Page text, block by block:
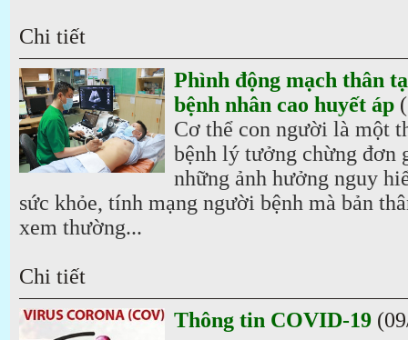
Chi tiết
Phình động mạch thân
bệnh nhân cao huyết áp
Cơ thể con người là một
bệnh lý tưởng chừng đơn
những ảnh hưởng nguy
sức khỏe, tính mạng người bệnh mà bản
xem thường...
Chi tiết
Thông tin COVID-19